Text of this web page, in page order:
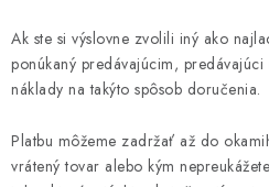
Ak ste si výslovne zvolili iný ako
ponúkaný predávajúcim,
náklady na takýto spôsob doručenia.
Platbu môžeme zadržať až do
vrátený tovar alebo kým